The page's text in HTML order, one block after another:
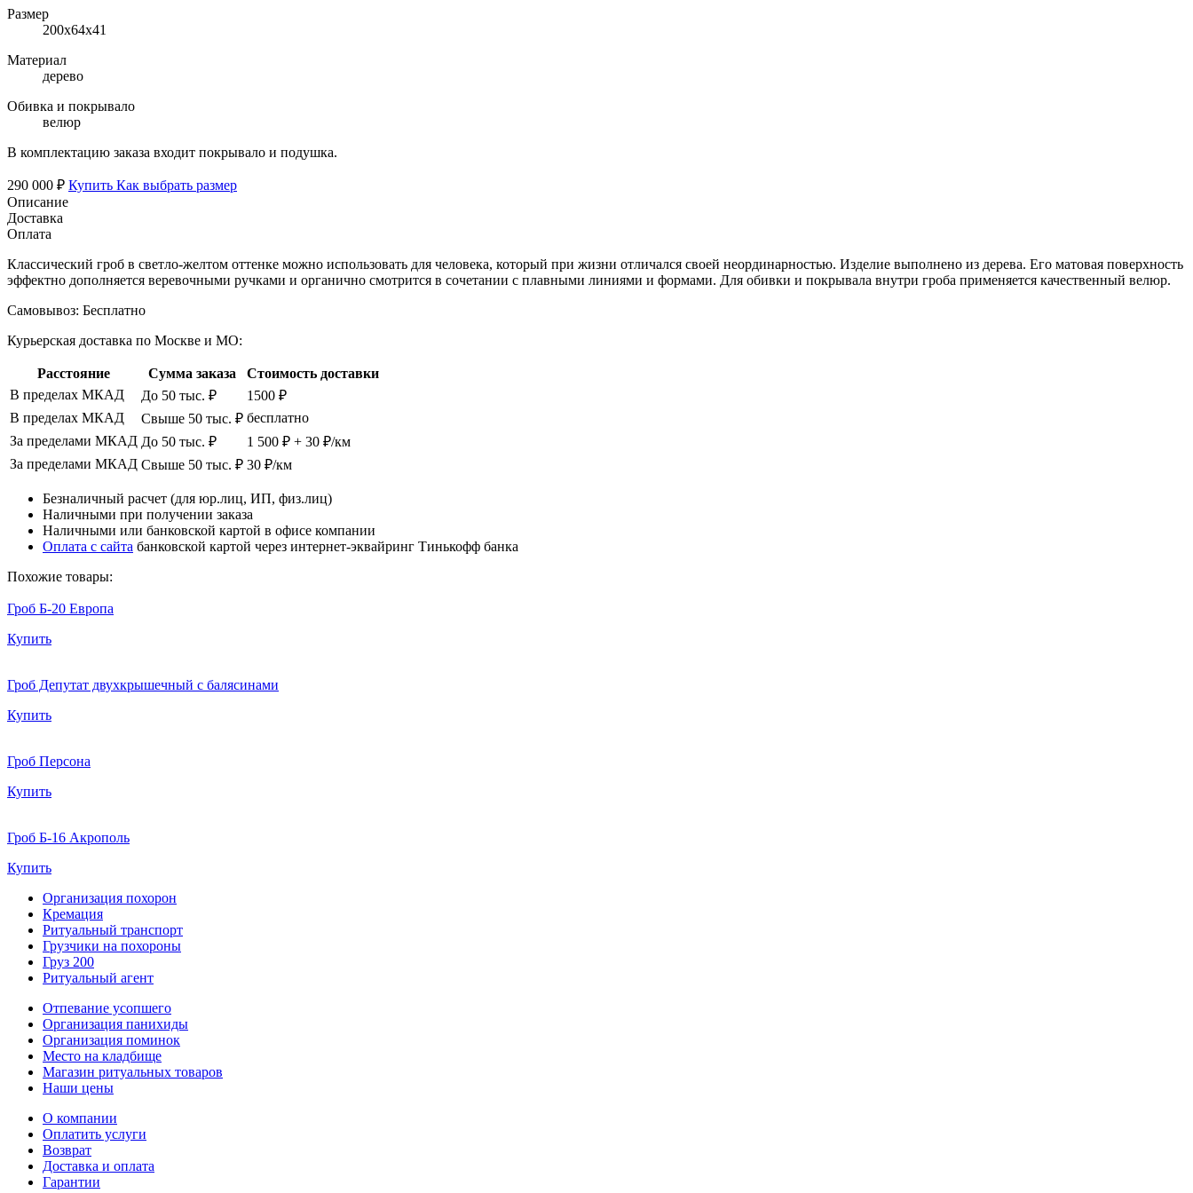
Размер
200х64х41
Материал
дерево
Обивка и покрывало
велюр
В комплектацию заказа входит покрывало и подушка.
290 000 ₽ Купить Как выбрать размер
Описание
Доставка
Оплата
Классический гроб в светло-желтом оттенке можно использовать для человека, который при жизни отличался своей неординарностью. Изделие выполнено из дерева. Его матовая поверхность
эффектно дополняется веревочными ручками и органично смотрится в сочетании с плавными линиями и формами. Для обивки и покрывала внутри гроба применяется качественный велюр.
Самовывоз: Бесплатно
Курьерская доставка по Москве и МО:
Расстояние Сумма заказа
Стоимость доставки
В пределах МКАД
До 50 тыс. ₽
1500 ₽
В пределах МКАД
Свыше 50 тыс. ₽ бесплатно
За пределами МКАД До 50 тыс. ₽
1 500 ₽ + 30 ₽/км
За пределами МКАД Свыше 50 тыс. ₽ 30 ₽/км
Безналичный расчет (для юр.лиц, ИП, физ.лиц)
Наличными при получении заказа
Наличными или банковской картой в офисе компании
Оплата с сайта банковской картой через интернет-эквайринг Тинькофф банка
Похожие товары:
Гроб Б-20 Европа
Купить
Гроб Депутат двухкрышечный с балясинами
Купить
Гроб Персона
Купить
Гроб Б-16 Акрополь
Купить
Организация похорон
Кремация
Ритуальный транспорт
Грузчики на похороны
Груз 200
Ритуальный агент
Отпевание усопшего
Организация панихиды
Организация поминок
Место на кладбище
Магазин ритуальных товаров
Наши цены
О компании
Оплатить услуги
Возврат
Доставка и оплата
Гарантии